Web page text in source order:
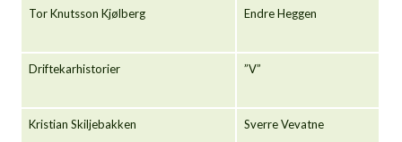
Tor Knutsson Kjølberg
Driftekarhistorier
Kristian Skiljebakken
Endre Heggen
”V”
Sverre Vevatne